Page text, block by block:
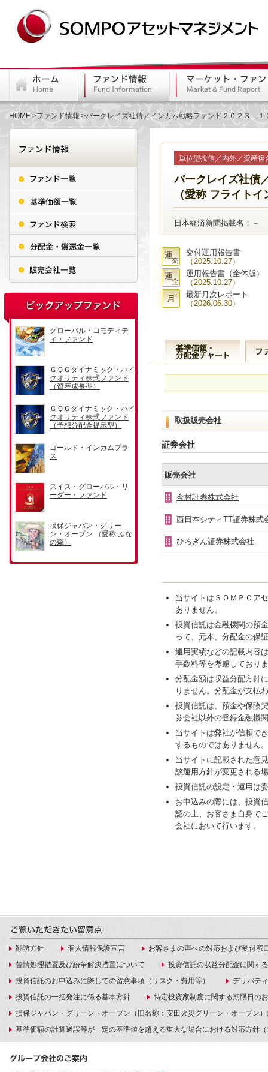
HOME ファンド情報 バークレイズ社債／インカム戦略ファンド２０２３－
単位型投信／内外／資産
バークレイズ社債
（愛称 フライト
日本経済新聞掲載名：－
交付運用報告書
（2025.10.27）
運用報告書（全体版）
（2025.10.27）
最新月次レポート
（2026.06.30）
取扱販売会社
証券会社
販売会社
今村証券株式会社
西日本シティTT証券株式
ひろぎん証券株式会社
当サイトはＳＯＭＰＯア
ありません。
投資信託は金融機関の預
って、元本、分配金の保
運用実績などの記載内容
手数料等を考慮しており
分配金額は収益分配方針
りません。分配金が支払
投資信託は、預金や保険
券会社以外の登録金融機
当サイトは弊社が信頼で
するものではありません
当サイトに記載された意
該運用方針が変更される
投資信託の設定・運用は
お申込みの際には、投資
認の上、お客さま自身で
会社において行います。
勧誘方針 個人情報保護宣言
お客さまの声への対応および受付窓
苦情処理措置及び紛争解決措置について
投資信託の収益分配金に関す
投資信託のお申込みに際しての留意事項（リスク・費用等）
デリバテ
投資信託の一括発注に係る基本方針
特定投資家制度に関する期限日の
損保ジャパン・グリーン・オープン（旧名称：安田火災グリーン・オープン
基準価額の計算過誤等が一定の基準値を超える重大な場合における対応方針